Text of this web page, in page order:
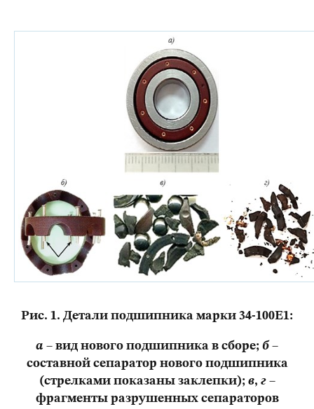
Рис. 1. Детали подшипника марки 34-100Е1:
а – вид нового подшипника в сборе; б –
составной сепаратор нового подшипника
(стрелками показаны заклепки); в, г –
фрагменты разрушенных сепараторов